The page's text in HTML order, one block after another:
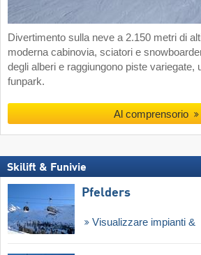
Divertimento sulla neve a 2.150 metri di
moderna cabinovia, sciatori e
degli alberi e raggiungono piste variegate,
funpark.
Al comprensorio
Skilift & Funivie
Pfelders
Visualizzare impianti &